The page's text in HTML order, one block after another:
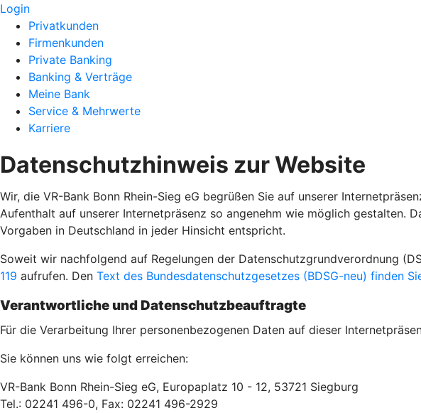
Login
Privatkunden
Firmenkunden
Private Banking
Banking & Verträge
Meine Bank
Service & Mehrwerte
Karriere
Datenschutzhinweis zur Website
Wir, die VR-Bank Bonn Rhein-Sieg eG begrüßen Sie auf unserer
Aufenthalt auf unserer Internetpräsenz so angenehm wie möglich gestalten.
Vorgaben in Deutschland in jeder Hinsicht entspricht.
Soweit wir nachfolgend auf Regelungen der Datenschutzgrundverordnung
119 aufrufen. Den Text des Bundesdatenschutzgesetzes (BDSG-neu) finden
Verantwortliche und Datenschutzbeauftragte
Für die Verarbeitung Ihrer personenbezogenen Daten auf dieser
Sie können uns wie folgt erreichen:
VR-Bank Bonn Rhein-Sieg eG, Europaplatz 10 - 12, 53721 Siegburg
Tel.: 02241 496-0, Fax: 02241 496-2929